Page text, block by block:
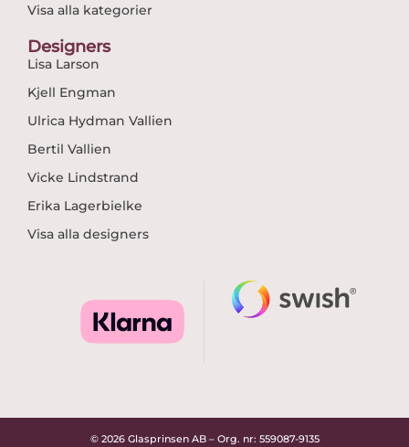
Visa alla kategorier
Designers
Lisa Larson
Kjell Engman
Ulrica Hydman Vallien
Bertil Vallien
Vicke Lindstrand
Erika Lagerbielke
Visa alla designers
© 2026 Glasprinsen AB – Org. nr: 559087-9135